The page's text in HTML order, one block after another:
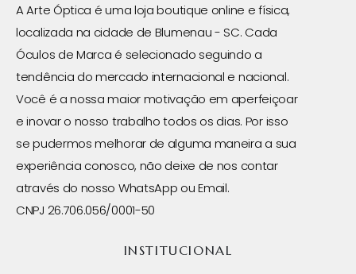
A Arte Óptica é uma loja boutique online e física,
localizada na cidade de Blumenau - SC. Cada
Óculos de Marca é selecionado seguindo a
tendência do mercado internacional e nacional.
Você é a nossa maior motivação em aperfeiçoar
e inovar o nosso trabalho todos os dias. Por isso
se pudermos melhorar de alguma maneira a sua
experiência conosco, não deixe de nos contar
através do nosso WhatsApp ou Email.
CNPJ 26.706.056/0001-50
INSTITUCIONAL